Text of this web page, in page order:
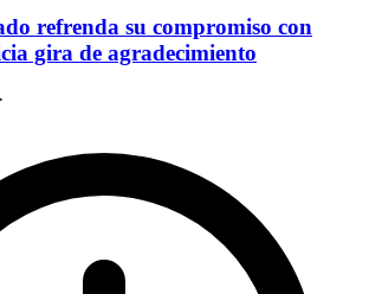
refrenda su compromiso con
gira de agradecimiento
·